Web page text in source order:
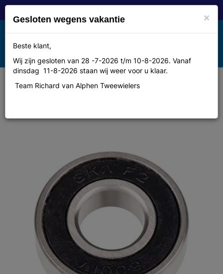
Toggle
navigation
MENU
Dt swiss Naafd dt kogellager 6001
×
Gesloten wegens vakantie
Beste klant,
Wij zijn gesloten van 28 -7-2026 t/m 10-8-2026. Vanaf
dinsdag 11-8-2026 staan wij weer voor u klaar.
Team Richard van Alphen Tweewielers